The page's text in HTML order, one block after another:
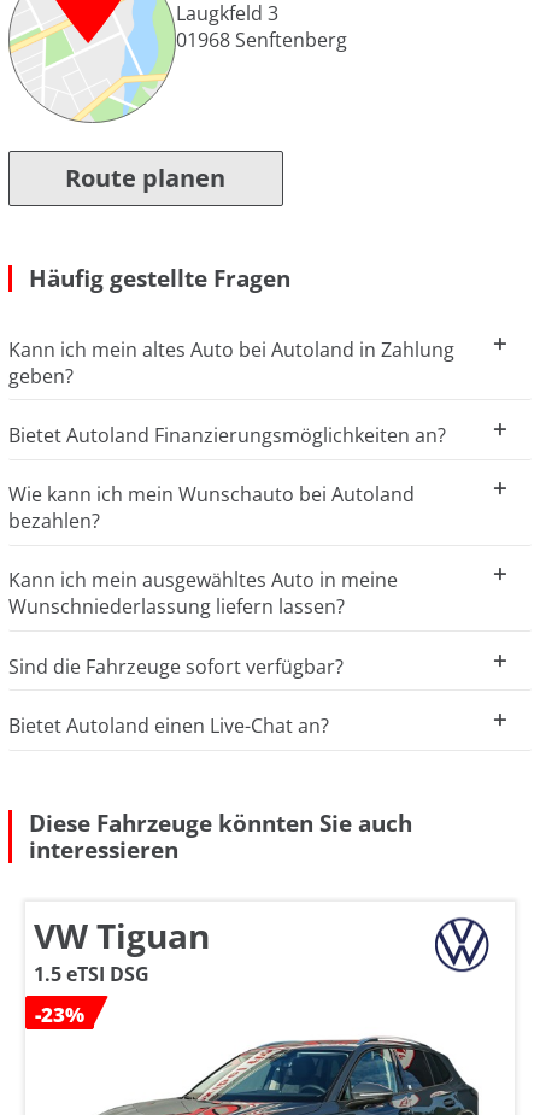
Laugkfeld 3
01968Senftenberg
Route planen
Häufig gestellte Fragen
Kann ich mein altes Auto bei Autoland in Zahlung
geben?
Bietet Autoland Finanzierungsmöglichkeiten an?
Wie kann ich mein Wunschauto bei Autoland
bezahlen?
Kann ich mein ausgewähltes Auto in meine
Wunschniederlassung liefern lassen?
Sind die Fahrzeuge sofort verfügbar?
Bietet Autoland einen Live-Chat an?
Diese Fahrzeuge könnten Sie auch
interessieren
VW Tiguan
1.5 eTSI DSG
-23%